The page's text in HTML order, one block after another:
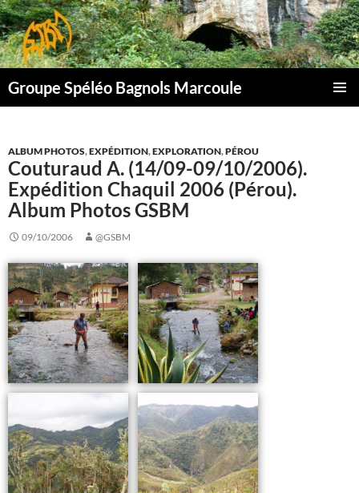
Aller
au
contenu
Groupe Spéléo Bagnols Marcoule
ALBUM PHOTOS,EXPÉDITION,EXPLORATION,PÉROU
Couturaud A. (14/09-09/10/2006).
Expédition Chaquil 2006 (Pérou).
Album Photos GSBM
09/10/2006 @GSBM